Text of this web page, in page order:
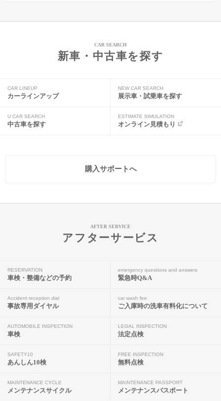
CAR SEARCH
新車・中古車を探す
CAR LINEUP
カーラインアップ
NEW CAR SEARCH
展示車・試乗車を探す
U CAR SEARCH
中古車を探す
ESTIMATE SIMULATION
オンライン見積もり
購入サポートへ
AFTER SERVICE
アフターサービス
RESERVATION
車検・整備などの予約
emergency questions and answers
緊急時Q&A
Accident reception dial
事故専用ダイヤル
car wash fee
ご入庫時の洗車有料化について
AUTOMOBILE INSPECTION
車検
LEGAL INSPECTION
法定点検
SAFETY10
あんしん10検
FREE INSPECTION
無料点検
MAINTENANCE CYCLE
メンテナンスサイクル
MAINTENANCE PASSPORT
メンテナンスパスポート